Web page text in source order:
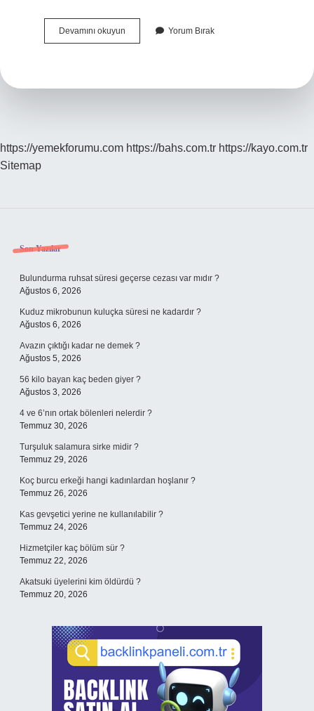
Devamını okuyun Arkadaş
Basit
Yorum Bırak
https://yemekforumu.com https://bahs.com.tr https://kayo.com.tr
Sitemap
Sidebar
Son Yazılar
Bulundurma ruhsat süresi geçerse cezası var mıdır ?
Ağustos 6, 2026
Kuduz mikrobunun kuluçka süresi ne kadardır ?
Ağustos 6, 2026
Avazın çıktığı kadar ne demek ?
Ağustos 5, 2026
56 kilo bayan kaç beden giyer ?
Ağustos 3, 2026
4 ve 6’nın ortak bölenleri nelerdir ?
Temmuz 30, 2026
Turşuluk salamura sirke midir ?
Temmuz 29, 2026
Koç burcu erkeği hangi kadınlardan hoşlanır ?
Temmuz 26, 2026
Kas gevşetici yerine ne kullanılabilir ?
Temmuz 24, 2026
Hizmetçiler kaç bölüm sür ?
Temmuz 22, 2026
Akatsuki üyelerini kim öldürdü ?
Temmuz 20, 2026